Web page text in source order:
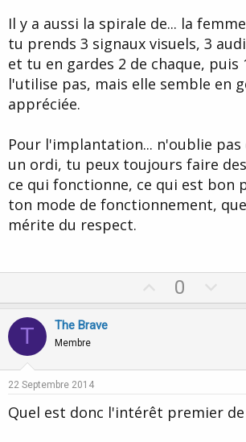
Il y a aussi la spirale de... la
tu prends 3 signaux visuels, 3
et tu en gardes 2 de chaque, puis
l'utilise pas, mais elle semble en
appréciée.
Pour l'implantation... n'oublie pas
un ordi, tu peux toujours faire
ce qui fonctionne, ce qui est bon
ton mode de fonctionnement,
mérite du respect.
p
t
0
o
v
e
T The Brave
Membre
22 Septembre 2014
Quel est donc l'intérêt premier de